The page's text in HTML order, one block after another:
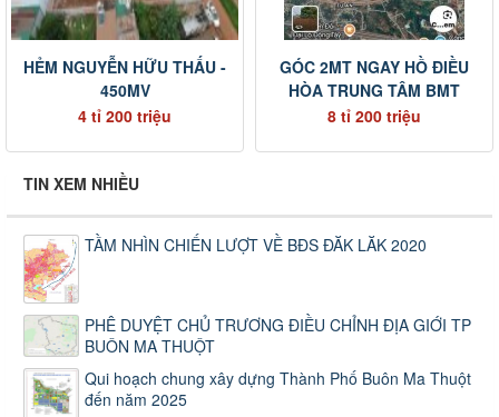
HẺM NGUYỄN HỮU THẤU -
450MV
4 tỉ 200 triệu
GÓC 2MT NGAY HỒ ĐIỀU
HÒA TRUNG TÂM BMT
8 tỉ 200 triệu
TIN XEM NHIỀU
TẦM NHÌN CHIẾN LƯỢT VỀ BĐS ĐĂK LĂK 2020
PHÊ DUYỆT CHỦ TRƯƠNG ĐIỀU CHỈNH ĐỊA GIỚI TP
BUÔN MA THUỘT
Qui hoạch chung xây dựng Thành Phố Buôn Ma Thuột
đến năm 2025